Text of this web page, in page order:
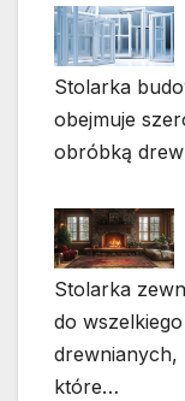
Stolarka
obejmuje
obróbką
Stolarka
do
drewnianych,
które…